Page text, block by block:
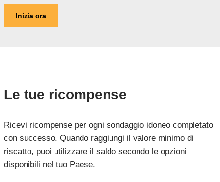
Inizia ora
Le tue ricompense
Ricevi ricompense per ogni sondaggio idoneo completato
con successo. Quando raggiungi il valore minimo di
riscatto, puoi utilizzare il saldo secondo le opzioni
disponibili nel tuo Paese.